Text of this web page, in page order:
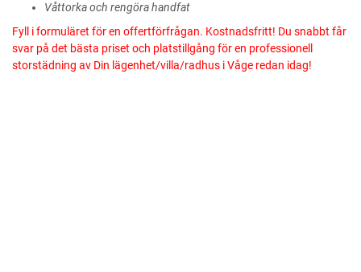
Våttorka och rengöra handfat
Fyll i formuläret för en offertförfrågan. Kostnadsfritt! Du snabbt får
svar på det bästa priset och platstillgång för en professionell
storstädning av Din lägenhet/villa/radhus i Våge redan idag!